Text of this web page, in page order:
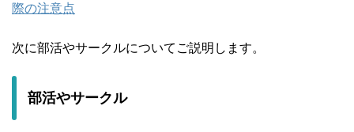
際の注意点
次に部活やサークルについてご説明します。
部活やサークル